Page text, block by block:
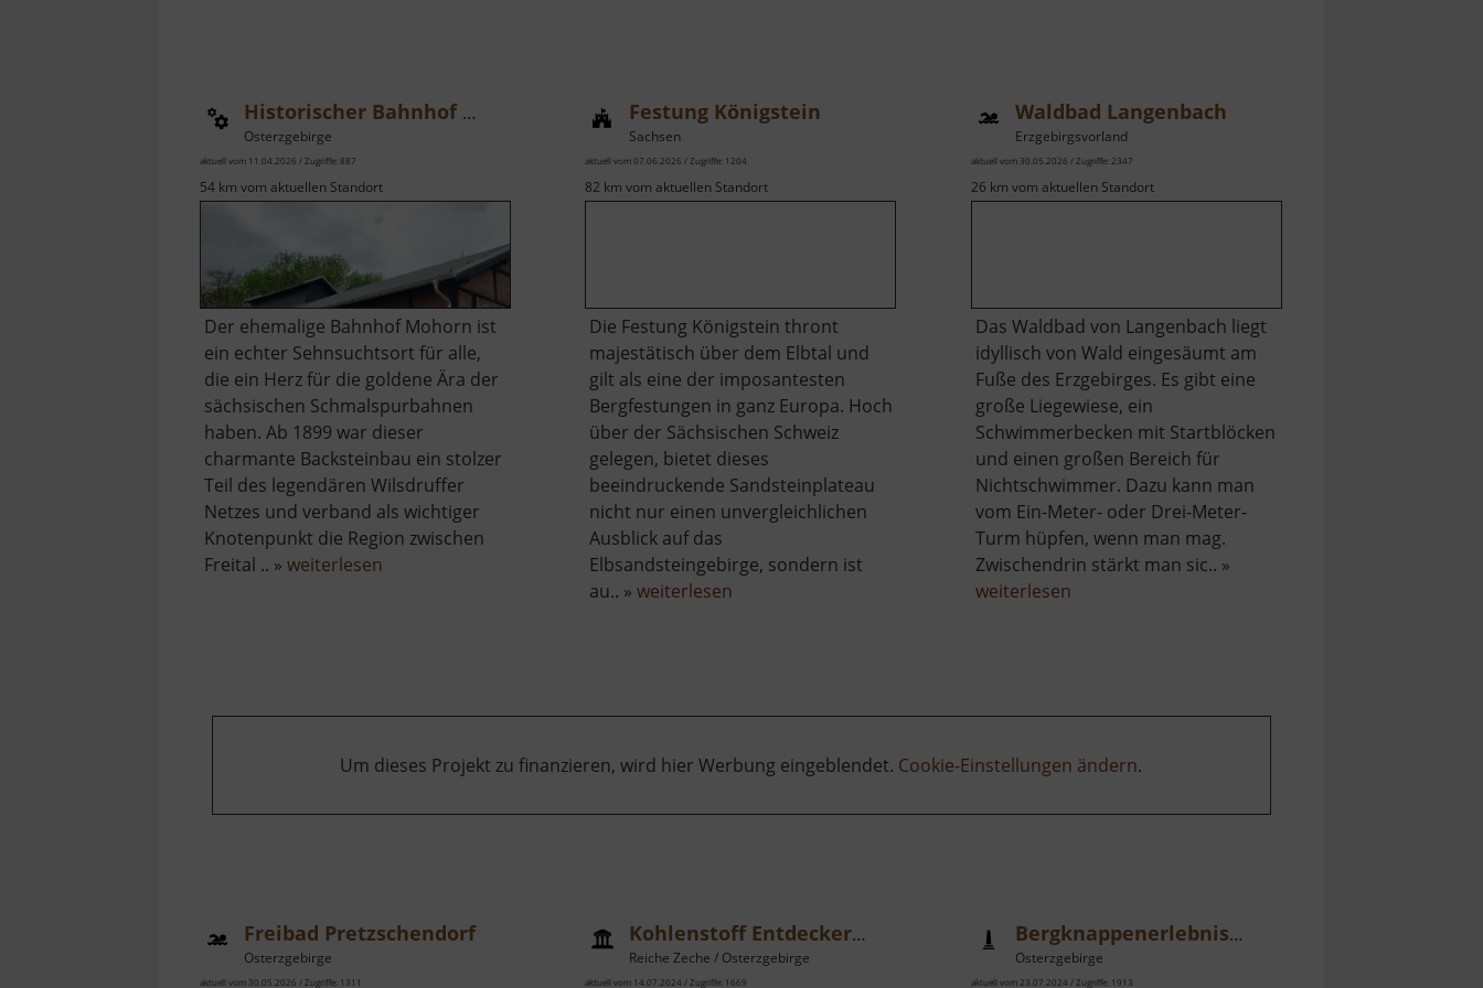
Historischer Bahnhof Mohorn
Osterzgebirge
aktuell vom 11.04.2026 / Zugriffe: 887
54 km vom aktuellen Standort
Der ehemalige Bahnhof Mohorn ist
ein echter Sehnsuchtsort für alle,
die ein Herz für die goldene Ära der
sächsischen Schmalspurbahnen
haben. Ab 1899 war dieser
charmante Backsteinbau ein stolzer
Teil des legendären Wilsdruffer
Netzes und verband als wichtiger
Knotenpunkt die Region zwischen
Freital .. » weiterlesen
Festung Königstein
Sachsen
aktuell vom 07.06.2026 / Zugriffe: 1204
82 km vom aktuellen Standort
Die Festung Königstein thront
majestätisch über dem Elbtal und
gilt als eine der imposantesten
Bergfestungen in ganz Europa. Hoch
über der Sächsischen Schweiz
gelegen, bietet dieses
beeindruckende Sandsteinplateau
nicht nur einen unvergleichlichen
Ausblick auf das
Elbsandsteingebirge, sondern ist
au.. »weiterlesen
Waldbad Langenbach
Erzgebirgsvorland
aktuell vom 30.05.2026 / Zugriffe: 2347
26 km vom aktuellen Standort
Das Waldbad von Langenbach liegt
idyllisch von Wald eingesäumt am
Fuße des Erzgebirges. Es gibt eine
große Liegewiese, ein
Schwimmerbecken mit Startblöcken
und einen großen Bereich für
Nichtschwimmer. Dazu kann man
vom Ein-Meter- oder Drei-Meter-
Turm hüpfen, wenn man mag.
Zwischendrin stärkt man sic.. »
weiterlesenüber
Um dieses Projekt zu finanzieren, wird hier Werbung eingeblendet. Cookie-Einstellungen ändern.
Freibad Pretzschendorf
Osterzgebirge
aktuell vom 30.05.2026 / Zugriffe: 1311
Kohlenstoff Entdeckerpfad
Reiche Zeche / Osterzgebirge
aktuell vom 14.07.2024 / Zugriffe: 1669
Bergknappenerlebnisweg und Pferdegöpelmodell
Osterzgebirge
aktuell vom 23.07.2024 / Zugriffe: 1913